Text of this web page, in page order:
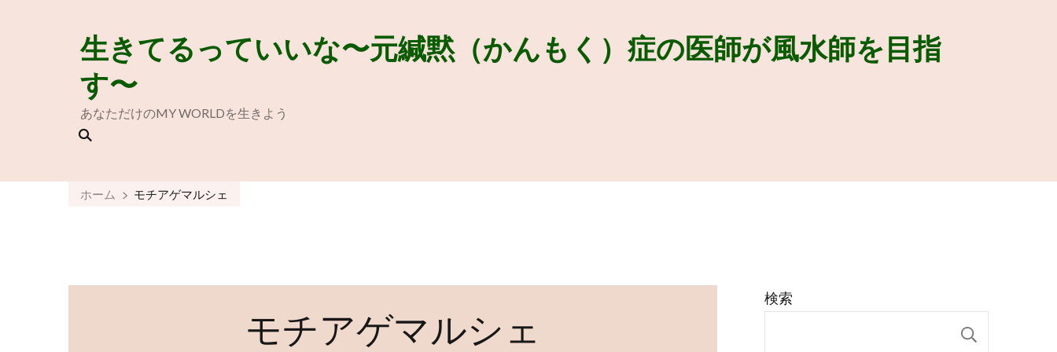
生きてるっていいな〜元緘黙（かんもく）症の医師が風水師を目指
す〜
あなただけのMY WORLDを生きよう
ホーム モチアゲマルシェ
モチアゲマルシェ
検索